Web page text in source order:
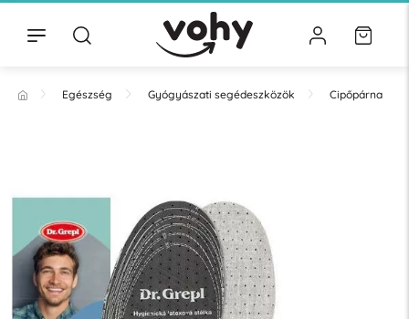
Egészség Gyógyászati segédeszközök Cipőpárna